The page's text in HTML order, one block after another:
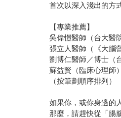
首次以深入淺出的方
【專業推薦】
吳偉愷醫師（台大醫
張立人醫師（《大腦
劉博仁醫師／博士（
蘇益賢（臨床心理師）
（按筆劃順序排列）
如果你，或你身邊的
那麼，請趕快從「腸